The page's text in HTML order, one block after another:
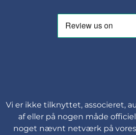
Vi er ikke tilknyttet, associeret,
af eller på nogen måde
noget nævnt netværk på